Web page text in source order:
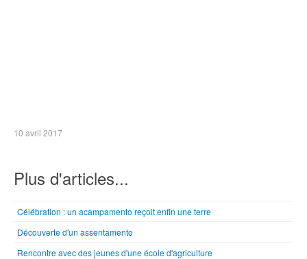
10 avril 2017
Plus d'articles...
Célébration : un acampamento reçoit enfin une terre
Découverte d'un assentamento
Rencontre avec des jeunes d'une école d'agriculture